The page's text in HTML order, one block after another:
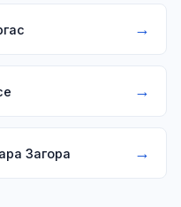
→
→
Загора →